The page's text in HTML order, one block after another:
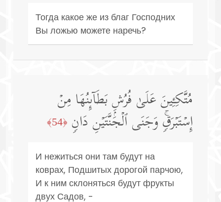
Тогда какое же из благ Господних
Вы ложью можете наречь?
مُتَّكِـِٔینَ عَلَىٰ فُرُشِۭ بَطَاۤىِٕنُهَا مِنۡ
إِسۡتَبۡرَقࣲۚ وَجَنَى ٱلۡجَنَّتَیۡنِ دَانࣲ ﴿54﴾
И нежиться они там будут на
коврах, Подшитых дорогой парчою,
И к ним склоняться будут фрукты
двух Садов, -